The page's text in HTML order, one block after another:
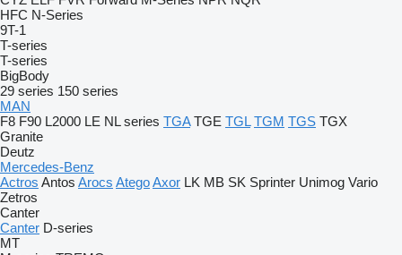
HFC N-Series
9T-1
T-series
T-series
BigBody
29 series 150 series
MAN
F8 F90 L2000 LE NL series TGA TGE TGL TGM TGS TGX
Granite
Deutz
Mercedes-Benz
Actros Antos Arocs AtegoAxor LK MB SK Sprinter Unimog Vario
Zetros
Canter
Canter D-series
MT